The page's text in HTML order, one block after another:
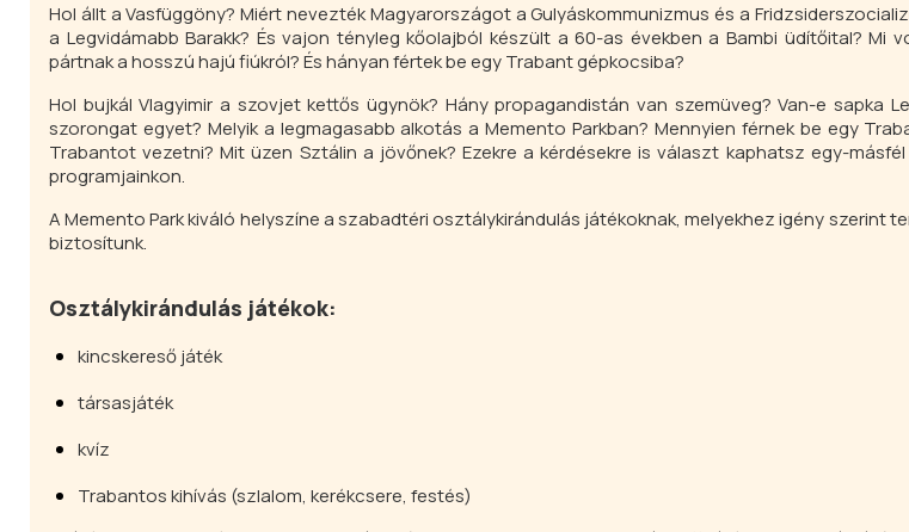
Hol állt a Vasfüggöny? Miért nevezték Magyarországot a Gulyáskommunizmus és a
a Legvidámabb Barakk? És vajon tényleg kőolajból készült a 60-as években a Bambi üdítőital? Mi
pártnak a hosszú hajú fiúkról? És hányan fértek be egy Trabant gépkocsiba?
Hol bujkál Vlagyimir a szovjet kettős ügynök? Hány propagandistán van szemüveg? Van-e sapka
szorongat egyet? Melyik a legmagasabb alkotás a Memento Parkban? Mennyien férnek be egy
Trabantot vezetni? Mit üzen Sztálin a jövőnek? Ezekre a kérdésekre is választ kaphatsz egy-
programjainkon.
A Memento Park kiváló helyszíne a szabadtéri osztálykirándulás játékoknak, melyekhez igény szerint
biztosítunk.
Osztálykirándulás játékok:
kincskereső játék
társasjáték
kvíz
Trabantos kihívás (szlalom, kerékcsere, festés)